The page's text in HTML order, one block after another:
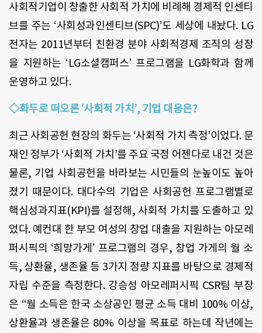
사회적기업이 창출한 사회적 가치에 비례해 경제적 인센티
브를 주는 ‘사회성과인센티브(SPC)’도 세상에 내놨다. LG
전자는 2011년부터 친환경 분야 사회적경제 조직의 성장
을 지원하는 ‘LG소셜캠퍼스’ 프로그램을 LG화학과 함께
운영하고 있다.
◇화두로 떠오른 ‘사회적 가치’, 기업 대응은?
최근 사회공헌 현장의 화두는 ‘사회적 가치 측정’이었다. 문
재인 정부가 ‘사회적 가치’를 주요 국정 어젠다로 내건 것은
물론, 기업 사회공헌을 바라보는 시민들의 눈높이도 높아
졌기 때문이다. 대다수의 기업은 사회공헌 프로그램별로
핵심성과지표(KPI)를 설정해, 사회적 가치를 도출하고 있
었다. 예컨대 한 부모 여성의 창업 대출을 지원하는 아모레
퍼시픽의 ‘희망가게’ 프로그램의 경우, 창업 가게의 월 소
득, 상환율, 생존율 등 3가지 정량 지표를 바탕으로 경제적
자립 수준을 측정한다. 강승성 아모레퍼시픽 CSR팀 부장
은 “월 소득은 한국 소상공인 평균 소득 대비 100% 이상,
상환율과 생존율은 80% 이상을 목표로 하는데 작년에는